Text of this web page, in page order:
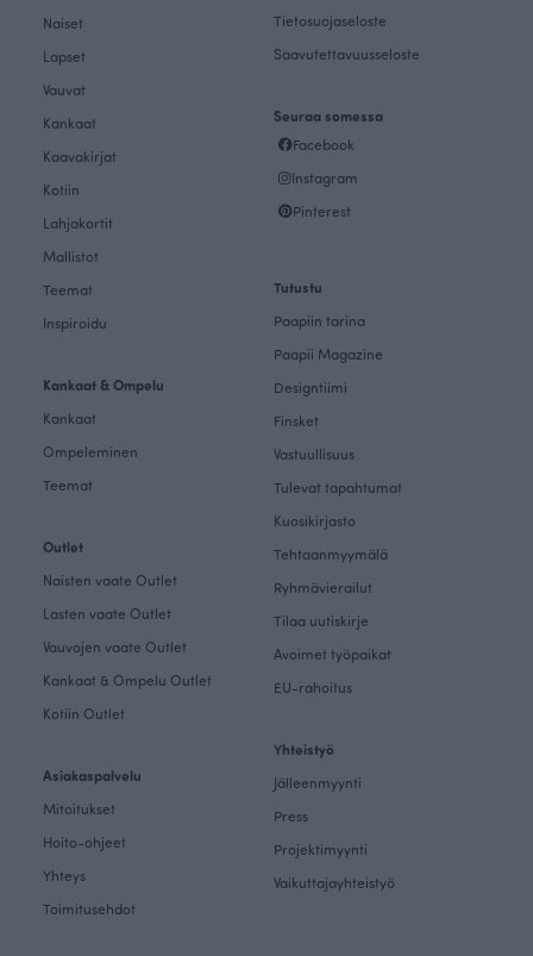
Naiset
Lapset
Vauvat
Kankaat
Kaavakirjat
Kotiin
Lahjakortit
Mallistot
Teemat
Inspiroidu
Kankaat & Ompelu
Kankaat
Ompeleminen
Teemat
Outlet
Naisten vaate Outlet
Lasten vaate Outlet
Vauvojen vaate Outlet
Kankaat & Ompelu Outlet
Kotiin Outlet
Asiakaspalvelu
Mitoitukset
Hoito-ohjeet
Yhteys
Toimitusehdot
Tietosuojaseloste
Saavutettavuusseloste
Seuraa somessa
Facebook
Instagram
Pinterest
Tutustu
Paapiin tarina
Paapii Magazine
Designtiimi
Finsket
Vastuullisuus
Tulevat tapahtumat
Kuosikirjasto
Tehtaanmyymälä
Ryhmävierailut
Tilaa uutiskirje
Avoimet työpaikat
EU-rahoitus
Yhteistyö
Jälleenmyynti
Press
Projektimyynti
Vaikuttajayhteistyö